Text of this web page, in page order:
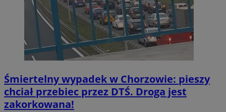
Śmiertelny wypadek w Chorzowie: pieszy
chciał przebiec przez DTŚ. Droga jest
zakorkowana!